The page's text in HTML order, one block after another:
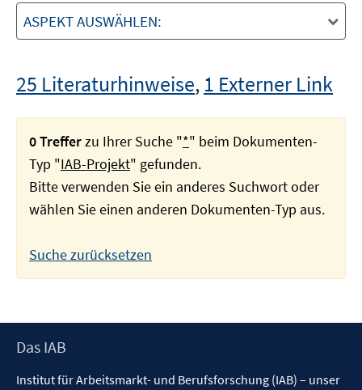
ASPEKT AUSWÄHLEN:
25 Literaturhinweise, 1 Externer Link
0 Trefferzu Ihrer Suche "*" beim Dokumenten-
Typ "IAB-Projekt" gefunden.
Bitte verwenden Sie ein anderes Suchwort oder
wählen Sie einen anderen Dokumenten-Typ aus.
Suche zurücksetzen
Footer
Das IAB
Institut für Arbeitsmarkt- und Berufsforschung (IAB) – unser